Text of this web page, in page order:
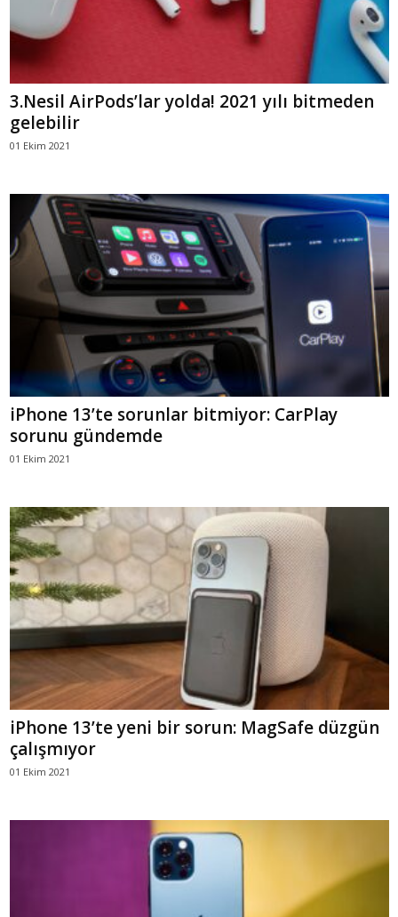
3.Nesil AirPods’lar yolda! 2021 yılı bitmeden
gelebilir
01 Ekim 2021
iPhone 13’te sorunlar bitmiyor: CarPlay
sorunu gündemde
01 Ekim 2021
iPhone 13’te yeni bir sorun: MagSafe düzgün
çalışmıyor
01 Ekim 2021